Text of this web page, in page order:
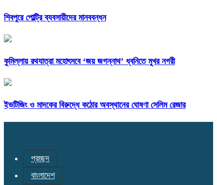
শিবপুরে পোল্ট্রি ব্যবসায়ীদের মানববন্ধন
কুমিল্লায় রথযাত্রা মহোৎসবে ‘জয় জগন্নাথ’ ধ্বনিতে মুখর নগরী
ইভটিজিং ও মাদকের বিরুদ্ধে কঠোর অবস্থানের ঘোষণা সেলিম রেজার
প্রচ্ছদ
বাংলাদেশ